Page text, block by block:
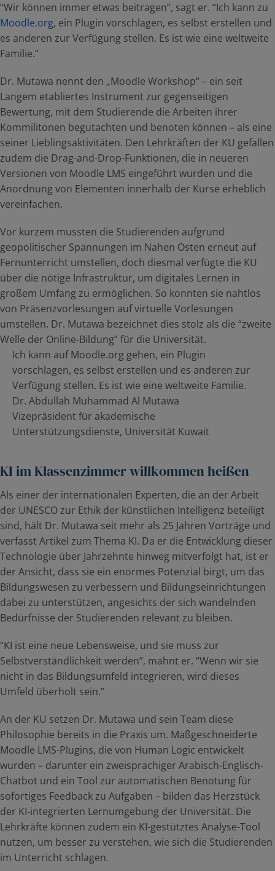
“Wir können immer etwas beitragen”, sagt er. “Ich kann zu
Moodle.org, ein Plugin vorschlagen, es selbst erstellen und
es anderen zur Verfügung stellen. Es ist wie eine weltweite
Familie.”
Dr. Mutawa nennt den „Moodle Workshop“ – ein seit
Langem etabliertes Instrument zur gegenseitigen
Bewertung, mit dem Studierende die Arbeiten ihrer
Kommilitonen begutachten und benoten können – als eine
seiner Lieblingsaktivitäten. Den Lehrkräften der KU gefallen
zudem die Drag-and-Drop-Funktionen, die in neueren
Versionen von Moodle LMS eingeführt wurden und die
Anordnung von Elementen innerhalb der Kurse erheblich
vereinfachen.
Vor kurzem mussten die Studierenden aufgrund
geopolitischer Spannungen im Nahen Osten erneut auf
Fernunterricht umstellen, doch diesmal verfügte die KU
über die nötige Infrastruktur, um digitales Lernen in
großem Umfang zu ermöglichen. So konnten sie nahtlos
von Präsenzvorlesungen auf virtuelle Vorlesungen
umstellen. Dr. Mutawa bezeichnet dies stolz als die “zweite
Welle der Online-Bildung” für die Universität.
Ich kann auf Moodle.org gehen, ein Plugin
vorschlagen, es selbst erstellen und es anderen zur
Verfügung stellen. Es ist wie eine weltweite Familie.
Dr. Abdullah Muhammad Al Mutawa
Vizepräsident für akademische
Unterstützungsdienste, Universität Kuwait
KI im Klassenzimmer willkommen heißen
Als einer der internationalen Experten, die an der Arbeit
der UNESCO zur Ethik der künstlichen Intelligenz beteiligt
sind, hält Dr. Mutawa seit mehr als 25 Jahren Vorträge und
verfasst Artikel zum Thema KI. Da er die Entwicklung dieser
Technologie über Jahrzehnte hinweg mitverfolgt hat, ist er
der Ansicht, dass sie ein enormes Potenzial birgt, um das
Bildungswesen zu verbessern und Bildungseinrichtungen
dabei zu unterstützen, angesichts der sich wandelnden
Bedürfnisse der Studierenden relevant zu bleiben.
“KI ist eine neue Lebensweise, und sie muss zur
Selbstverständlichkeit werden”, mahnt er. “Wenn wir sie
nicht in das Bildungsumfeld integrieren, wird dieses
Umfeld überholt sein.”
An der KU setzen Dr. Mutawa und sein Team diese
Philosophie bereits in die Praxis um. Maßgeschneiderte
Moodle LMS-Plugins, die von Human Logic entwickelt
wurden – darunter ein zweisprachiger Arabisch-Englisch-
Chatbot und ein Tool zur automatischen Benotung für
sofortiges Feedback zu Aufgaben – bilden das Herzstück
der KI-integrierten Lernumgebung der Universität. Die
Lehrkräfte können zudem ein KI-gestütztes Analyse-Tool
nutzen, um besser zu verstehen, wie sich die Studierenden
im Unterricht schlagen.